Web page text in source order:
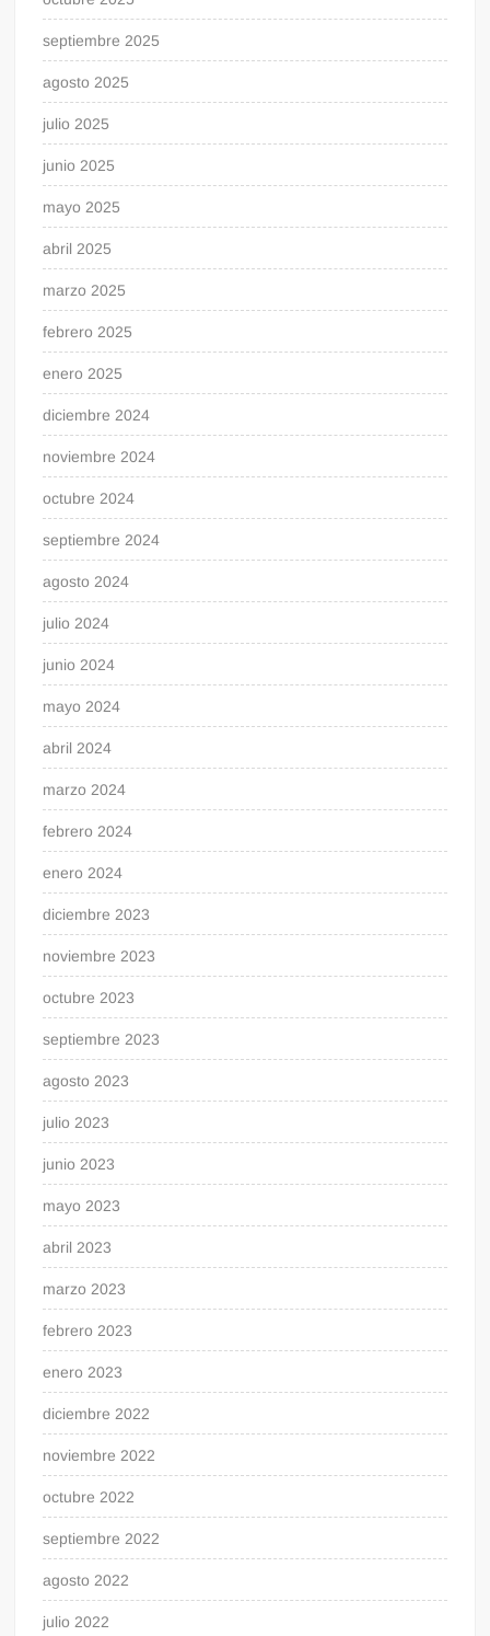
septiembre 2025
agosto 2025
julio 2025
junio 2025
mayo 2025
abril 2025
marzo 2025
febrero 2025
enero 2025
diciembre 2024
noviembre 2024
octubre 2024
septiembre 2024
agosto 2024
julio 2024
junio 2024
mayo 2024
abril 2024
marzo 2024
febrero 2024
enero 2024
diciembre 2023
noviembre 2023
octubre 2023
septiembre 2023
agosto 2023
julio 2023
junio 2023
mayo 2023
abril 2023
marzo 2023
febrero 2023
enero 2023
diciembre 2022
noviembre 2022
octubre 2022
septiembre 2022
agosto 2022
julio 2022